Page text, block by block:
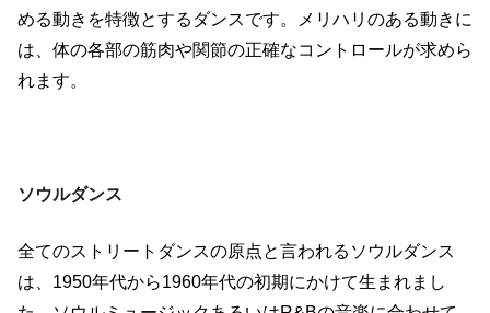
める動きを特徴とするダンスです。メリハリのある動きに
は、体の各部の筋肉や関節の正確なコントロールが求めら
れます。
ソウルダンス
全てのストリートダンスの原点と言われるソウルダンス
は、 1950年代から1960年代の初期にかけて生まれまし